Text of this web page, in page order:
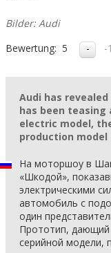
Bilder: Audi
Bewertung: 5 -1
Audi has
has been teasing
electric model,
production model
На моторшоу в
«Шкодой»,
электрическими
автомобиль с
один
Прототип, дающий
серийной модели,